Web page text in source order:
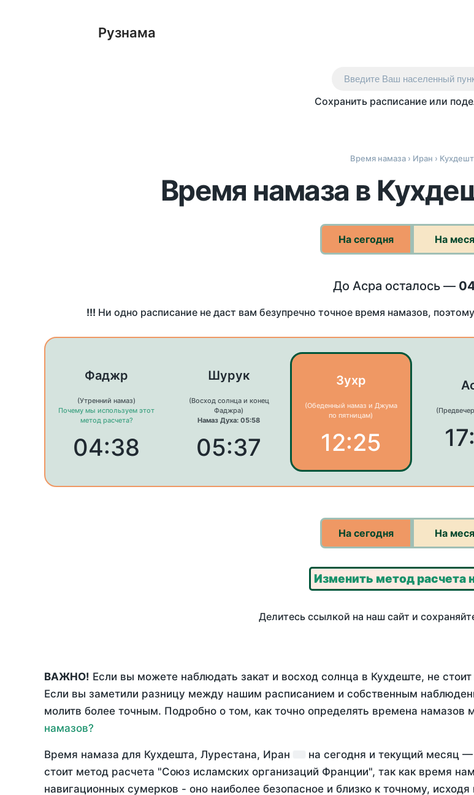
Рузнама
Введите Ваш населенный
Сохранить расписание или
Время намаза › Иран › Кухдешт
Время намаза в
На сегодня На
До Асра осталось —
!!! Ни одно расписание не даст вам безупречно точное время намазов,
Фаджр
(Утренний намаз)
Почему мы используем этот
метод расчета?
04:38
Шурук
(Восход солнца и конец
Фаджра)
Намаз Духа: 05:58
05:37
Зухр
(Обеденный намаз и Джума
по пятницам)
12:25
На сегодня На
Изменить метод расчета
Делитесь ссылкой на наш сайт и
ВАЖНО! Если вы можете наблюдать закат и восход солнца в Кухдеште, не
Если вы заметили разницу между нашим расписанием и собственным
молитв более точным. Подробно о том, как точно определять времена намазов
намазов?
Время намаза для Кухдешта, Лурестана, Иран на сегодня и текущий месяц —
стоит метод расчета "Союз исламских организаций Франции", так как время
навигационных сумерков - оно наиболее безопасное и близко к точному,